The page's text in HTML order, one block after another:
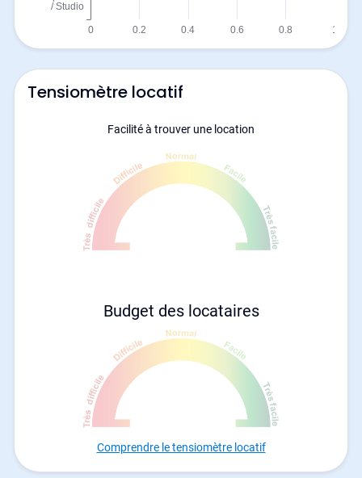
Tensiomètre locatif
Facilité à trouver une location
Budget des locataires
Comprendre le tensiomètre locatif